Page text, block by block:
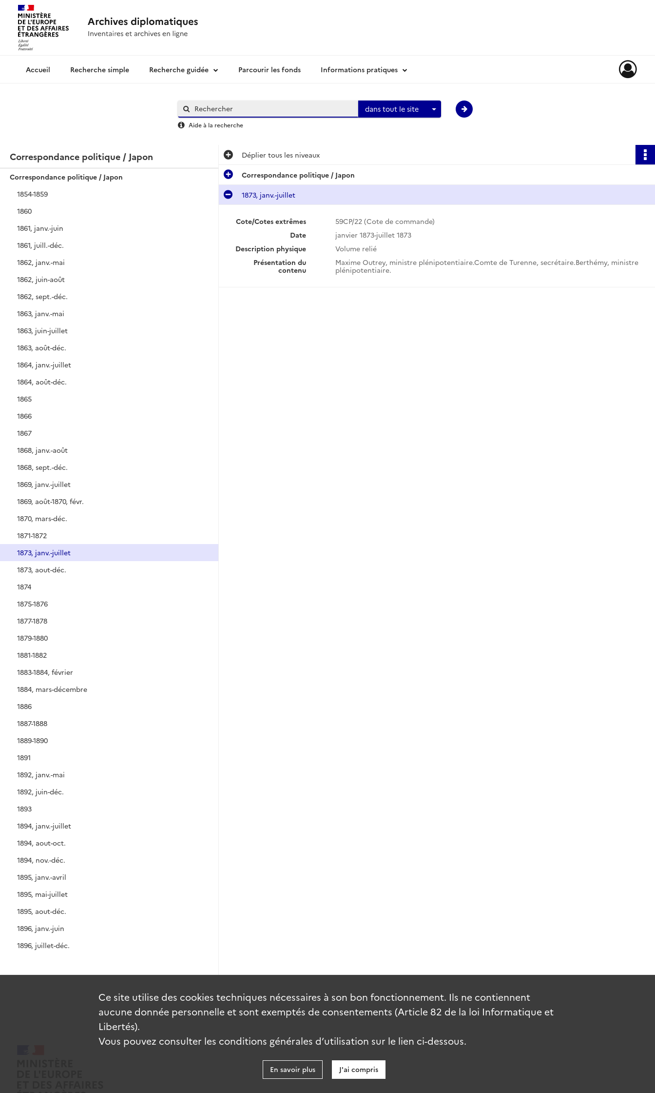
Archives diplomatiquesRecherche simple Recherche guidée Parcourir les fonds Informations pratiques
dans tout le site
Aide à la recherche
Correspondance politique / Japon
Correspondance politique / Japon
1854-1859
1860
1861, janv.-juin
1861, juill.-déc.
1862, janv.-mai
1862, juin-août
1862, sept.-déc.
1863, janv.-mai
1863, juin-juillet
1863, août-déc.
1864, janv.-juillet
1864, août-déc.
1865
1866
1867
1868, janv.-août
1868, sept.-déc.
1869, janv.-juillet
1869, août-1870, févr.
1870, mars-déc.
1871-1872
1873, janv.-juillet
1873, aout-déc.
1874
1875-1876
1877-1878
1879-1880
1881-1882
1883-1884, février
1884, mars-décembre
1886
1887-1888
1889-1890
1891
1892, janv.-mai
1892, juin-déc.
1893
1894, janv.-juillet
1894, aout-oct.
1894, nov.-déc.
1895, janv.-avril
1895, mai-juillet
1895, aout-déc.
1896, janv.-juin
1896, juillet-déc.
Déplier tous les niveaux
Correspondance politique / Japon
1873, janv.-juillet
Cote/Cotes extrêmes
59CP/22 (Cote de commande)
Date
janvier 1873-juillet 1873
Description physique
Volume relié
Présentation du
contenu
Maxime Outrey, ministre plénipotentiaire.Comte de Turenne, secrétaire.Berthémy, ministre
plénipotentiaire.
Ce site utilise des cookies techniques nécessaires à son bon fonctionnement. Ils ne contiennent
aucune donnée personnelle et sont exemptés de consentements (Article 82 de la loi Informatique et
Libertés).
Vous pouvez consulter les conditions générales d’utilisation sur le lien ci-dessous.
En savoir plus J'ai compris